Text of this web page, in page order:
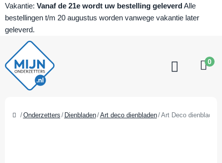
Vakantie: Vanaf de 21e wordt uw bestelling geleverdAlle
bestellingen t/m 20 augustus worden vanwege vakantie later
geleverd.
0
Onderzetters Dienbladen Art deco dienbladen Art Deco dienblad –